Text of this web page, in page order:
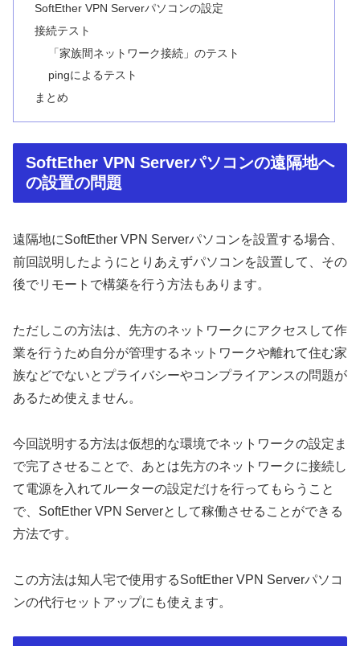
SoftEther VPN Serverパソコンの設定
接続テスト
「家族間ネットワーク接続」のテスト
pingによるテスト
まとめ
SoftEther VPN Serverパソコンの遠隔地へ
の設置の問題
遠隔地にSoftEther VPN Serverパソコンを設置する場合、
前回説明したようにとりあえずパソコンを設置して、その
後でリモートで構築を行う方法もあります。
ただしこの方法は、先方のネットワークにアクセスして作
業を行うため自分が管理するネットワークや離れて住む家
族などでないとプライバシーやコンプライアンスの問題が
あるため使えません。
今回説明する方法は仮想的な環境でネットワークの設定ま
で完了させることで、あとは先方のネットワークに接続し
て電源を入れてルーターの設定だけを行ってもらうこと
で、SoftEther VPN Serverとして稼働させることができる
方法です。
この方法は知人宅で使用するSoftEther VPN Serverパソコ
ンの代行セットアップにも使えます。